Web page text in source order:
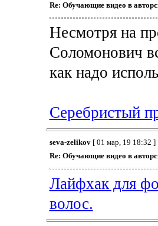
Re: Обучающие видео в
Несмотря на
Соломонович
как надо
Серебристый
seva-zelikov[ 01 мар, 19 18:32 ]
Re: Обучающие видео в
Лайфхак для
волос.